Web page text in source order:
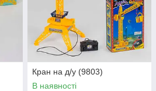
Кран на д/у (9803)
В наявності